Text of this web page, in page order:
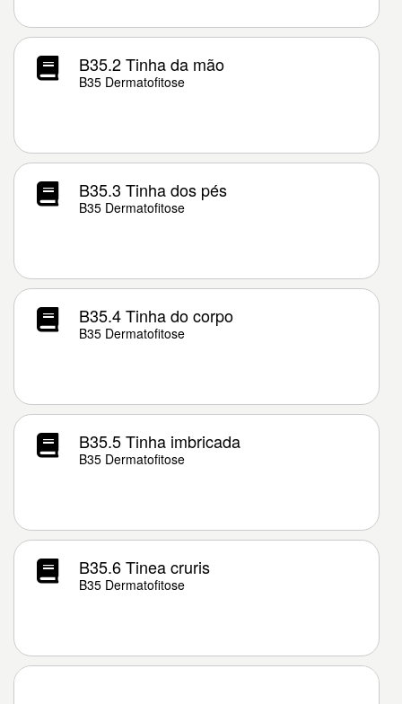
B35.2 Tinha da mão
B35 Dermatofitose
B35.3 Tinha dos pés
B35 Dermatofitose
B35.4 Tinha do corpo
B35 Dermatofitose
B35.5 Tinha imbricada
B35 Dermatofitose
B35.6 Tinea cruris
B35 Dermatofitose